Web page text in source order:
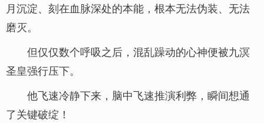
月沉淀、刻在血脉深处的本能，根本无法伪装、无法
磨灭。
但仅仅数个呼吸之后，混乱躁动的心神便被九溟
圣皇强行压下。
他飞速冷静下来，脑中飞速推演利弊，瞬间想通
了关键破绽！